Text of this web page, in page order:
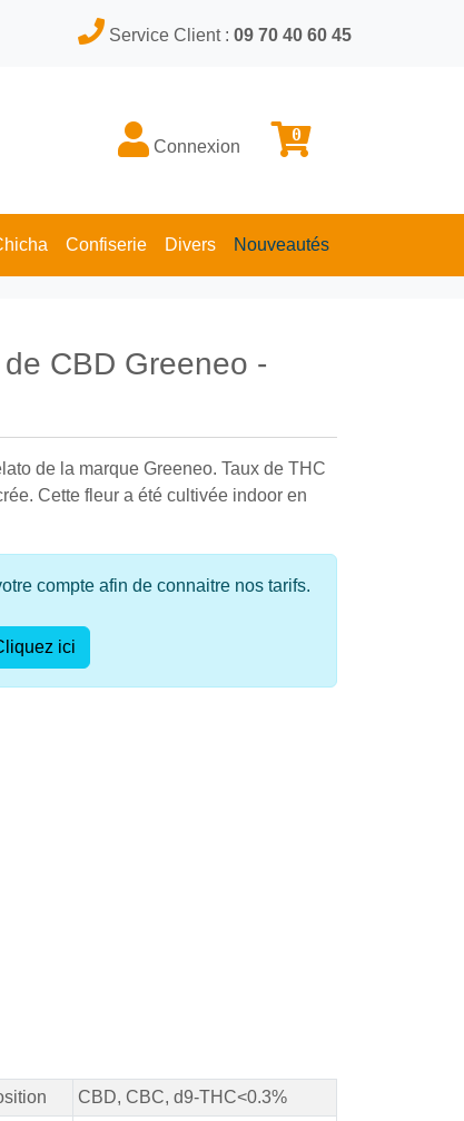
Service Client : 09 70 40 60 45
Connexion
0
Confiserie Divers Nouveautés
CBD Greeneo -
de la marque Greeneo. Taux de THC
Cette fleur a été cultivée indoor en
compte afin de connaitre nos tarifs.
ici
CBD, CBC, d9-THC<0.3%